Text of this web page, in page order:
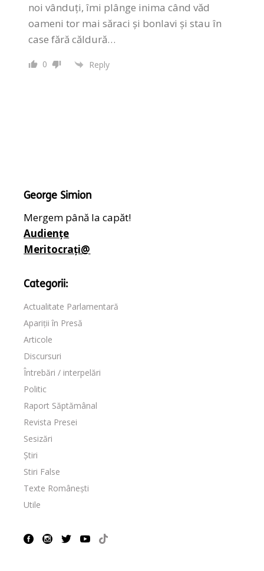
noi vânduți, îmi plânge inima când văd
oameni tor mai săraci și bonlavi și stau în
case fără căldură…
0 Reply
George Simion
Mergem până la capăt!
Audiențe
Meritocrați@
Categorii:
Actualitate Parlamentară
Apariții în Presă
Articole
Discursuri
Întrebări / interpelări
Politic
Raport Săptămânal
Revista Presei
Sesizări
Știri
Stiri False
Texte Românești
Utile